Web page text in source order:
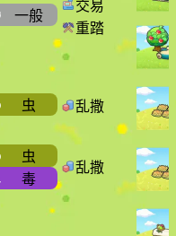
一般
交易
重踏
虫 乱撒
虫
毒
乱撒